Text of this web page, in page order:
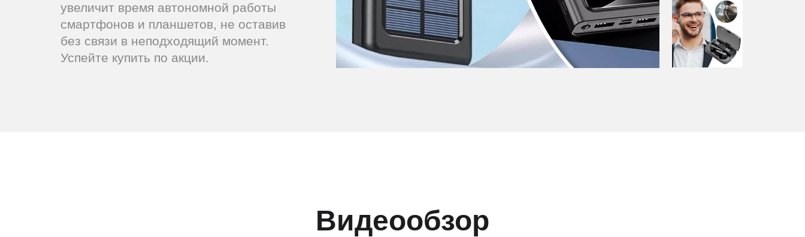
увеличит время автономной работы
смартфонов и планшетов, не оставив
без связи в неподходящий момент.
Успейте купить по акции.
Видеообзор